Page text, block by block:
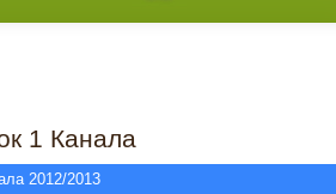
1 Канала
2012/2013